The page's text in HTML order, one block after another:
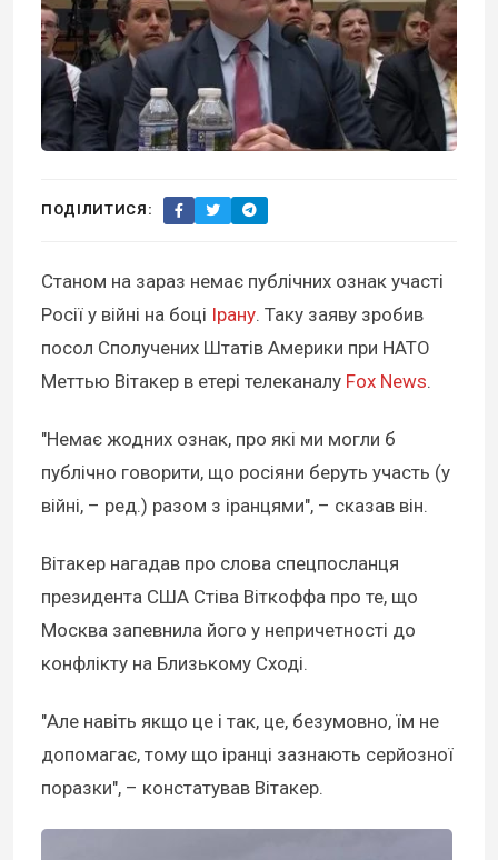
ПОДІЛИТИСЯ:
Станом на зараз немає публічних ознак участі
Росії у війні на боці Ірану. Таку заяву зробив
посол Сполучених Штатів Америки при НАТО
Меттью Вітакер в етері телеканалу Fox News.
"Немає жодних ознак, про які ми могли б
публічно говорити, що росіяни беруть участь (у
війні, – ред.) разом з іранцями", – сказав він.
Вітакер нагадав про слова спецпосланця
президента США Стіва Віткоффа про те, що
Москва запевнила його у непричетності до
конфлікту на Близькому Сході.
"Але навіть якщо це і так, це, безумовно, їм не
допомагає, тому що іранці зазнають серйозної
поразки", – констатував Вітакер.